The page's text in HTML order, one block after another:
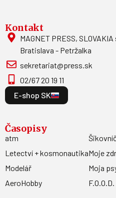
Kontakt
MAGNET PRESS,
Bratislava - Petržalka
sekretariat@press.sk
02/67 20 19 11
E-shop SK
Časopisy
atm
Letectví + kosmonautika
Modelář
AeroHobby
Moje
Moja
F.O.O.D.